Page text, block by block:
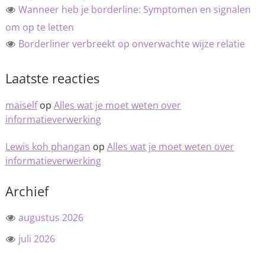
Wanneer heb je borderline: Symptomen en signalen
om op te letten
Borderliner verbreekt op onverwachte wijze relatie
Laatste reacties
maiselfop Alles wat je moet weten over
informatieverwerking
Lewis koh phangan op Alles wat je moet weten over
informatieverwerking
Archief
augustus 2026
juli 2026